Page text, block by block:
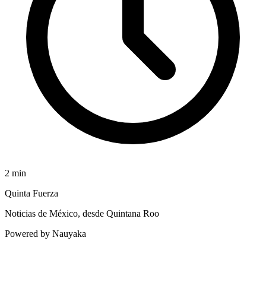
2 min
Quinta Fuerza
Noticias de México, desde Quintana Roo
Powered by Nauyaka